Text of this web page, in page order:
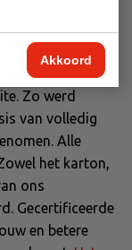
Akkoord
met 50% doen
reeds in
Zo werd
van volledig
Alle
het karton,
ons
Gecertificeerde
en betere